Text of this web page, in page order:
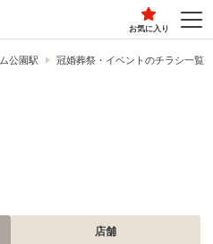
お気に入り
公園駅 冠婚葬祭・イベントのチラシ一覧
店舗